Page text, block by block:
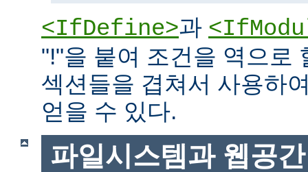
<IfDefine>과
"!"을 붙여 조건을 역으로
섹션들을 겹쳐서 사용하
얻을 수 있다.
파일시스템과 웹공간